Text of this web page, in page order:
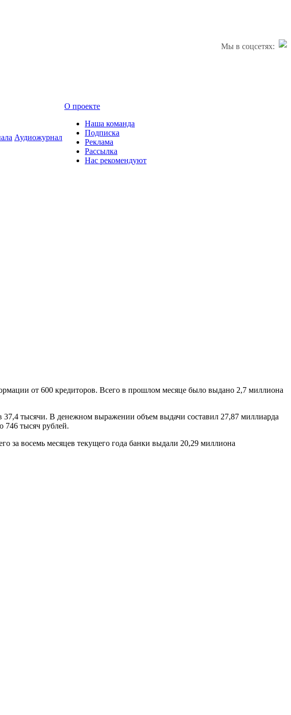
Мы в соцсетях:
Аудиожурнал
О проекте
Наша команда
Подписка
Реклама
Рассылка
Нас рекомендуют
от 600 кредиторов. Всего в прошлом месяце было выдано 2,7 миллиона
37,4 тысячи. В денежном выражении объем выдачи составил 27,87 миллиарда
746 тысяч рублей.
за восемь месяцев текущего года банки выдали 20,29 миллиона